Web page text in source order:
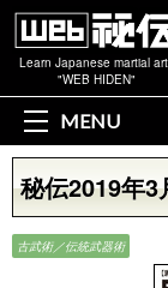
Learn Japanese martial
"WEB HIDEN"
MENU
秘伝2019年3
古武術／伝統武器術